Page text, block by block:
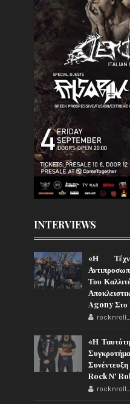
INTERVIEWS
«Η
Του
Agony
«Η
Rock N'